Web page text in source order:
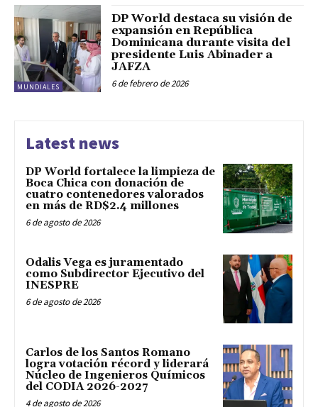
MUNDIALES
DP World destaca su visión de
expansión en República
Dominicana durante visita del
presidente Luis Abinader a
JAFZA
6 de febrero de 2026
Latest news
DP World fortalece la limpieza de
Boca Chica con donación de
cuatro contenedores valorados
en más de RD$2.4 millones
6 de agosto de 2026
Odalis Vega es juramentado
como Subdirector Ejecutivo del
INESPRE
6 de agosto de 2026
Carlos de los Santos Romano
logra votación récord y liderará
Núcleo de Ingenieros Químicos
del CODIA 2026-2027
4 de agosto de 2026